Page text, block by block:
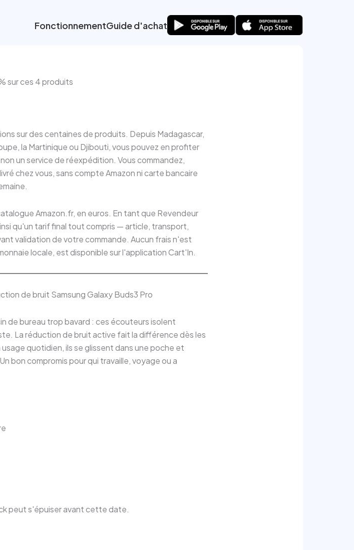
FonctionnementGuide d'achat
sur ces 4 produits
sur des centaines de produits. Depuis Madagascar,
la Martinique ou Djibouti, vous pouvez en profiter
un service de réexpédition. Vous commandez,
chez vous, sans compte Amazon ni carte bancaire
Amazon.fr, en euros. En tant que Revendeur
qu'un tarif final tout compris — article, transport,
validation de votre commande. Aucun frais n'est
locale, est disponible sur l'application Cart'In.
de bruit Samsung Galaxy Buds3 Pro
de bureau trop bavard : ces écouteurs isolent
La réduction de bruit active fait la différence dès les
quotidien, ils se glissent dans une poche et
bon compromis pour qui travaille, voyage ou a
peut s'épuiser avant cette date.